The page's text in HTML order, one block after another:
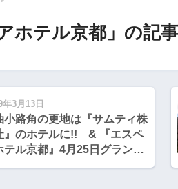
ホテル京都」の記
年3月13日
小路角の更地は『サムティ株
』のホテルに!! & 『エスペ
テル京都』4月25日グランド